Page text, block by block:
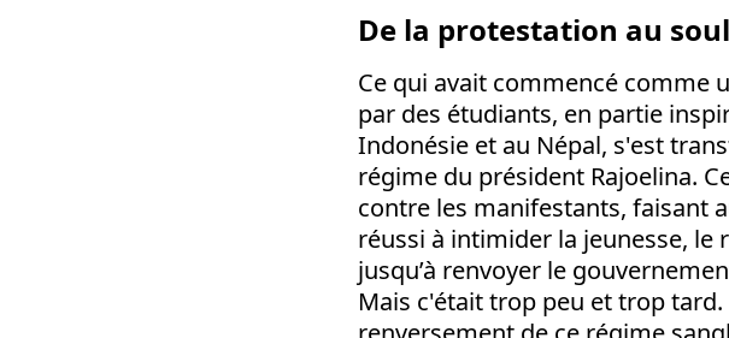
De la protestation au
Ce qui avait commencé comme
par des étudiants, en partie
Indonésie et au Népal, s'est
régime du président Rajoelina.
contre les manifestants, faisant
réussi à intimider la jeunesse, le
jusqu’à renvoyer le
Mais c'était trop peu et trop